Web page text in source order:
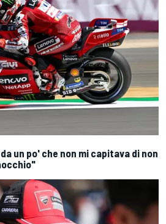
un po' che non mi capitava di non